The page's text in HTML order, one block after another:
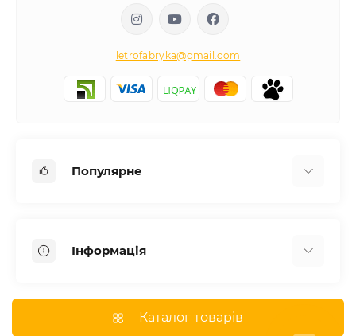
letrofabryka@gmail.com
Популярне
Комоди для спальні
Меблі в дитячу
Інформація
Каталог товарів